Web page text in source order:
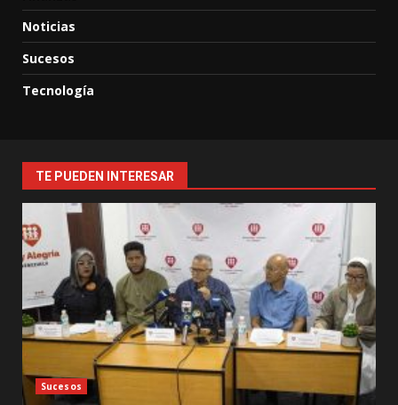
Noticias
Sucesos
Tecnología
TE PUEDEN INTERESAR
Sucesos